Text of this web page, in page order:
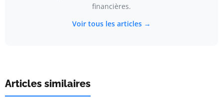
financières.
Voir tous les articles →
Articles similaires